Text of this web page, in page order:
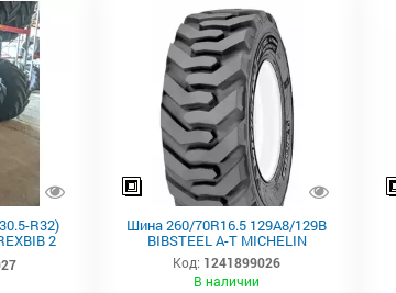
R32)
2
Шина 260/70R16.5 129A8/129B
BIBSTEEL A-T MICHELIN
Код: 1241899026
В наличии